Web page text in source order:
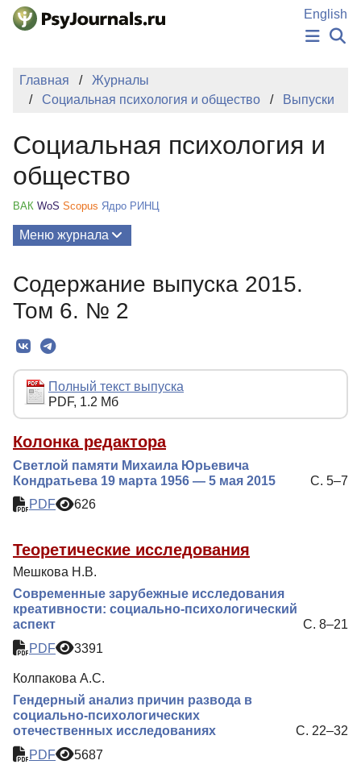
Перейти к основному содержанию
English
НОВОСТИ
ИЗДАНИЯ
БАЗА ЗНАНИЙ
Регистрация
Главная
Журналы
Социальная психология и общество
Выпуски
Социальная психология и
общество
ВАК WoS Scopus Ядро РИНЦ
Меню журнала
О Журнале
Редколлегия
Редакционная политика
Индексирование
Для авторов
Рубрики
Подписка
Содержание выпуска 2015.
Том 6. № 2
Полный текст выпуска
PDF, 1.2 Мб
Колонка редактора
Cветлой памяти Михаила Юрьевича
Кондратьева 19 марта 1956 — 5 мая 2015
С. 5–7
PDF
626
Теоретические исследования
Мешкова Н.В.
Современные зарубежные исследования
креативности: социально-психологический
аспект
С. 8–21
PDF
3391
Колпакова А.С.
Гендерный анализ причин развода в
социально-психологических
отечественных исследованиях
С. 22–32
PDF
5687